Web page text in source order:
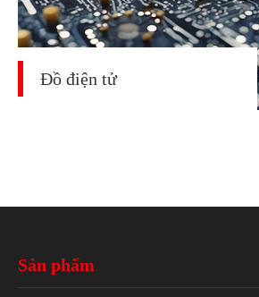
Đồ điện tử
Sản phẩm